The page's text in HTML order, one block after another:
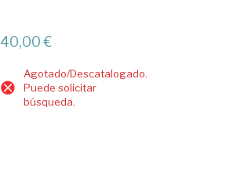
40,00 €
Agotado/Descatalogado.
Puede solicitar
búsqueda.